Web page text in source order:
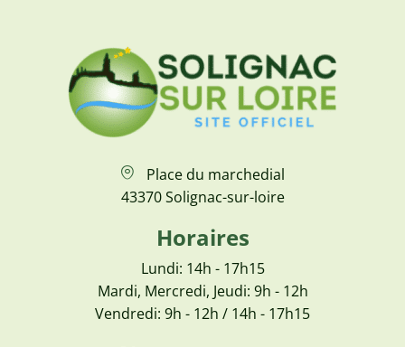
Place du marchedial
43370 Solignac-sur-loire
Horaires
Lundi: 14h - 17h15
Mardi, Mercredi, Jeudi: 9h - 12h
Vendredi: 9h - 12h / 14h - 17h15